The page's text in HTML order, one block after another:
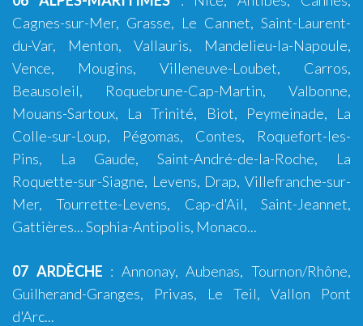
Cagnes-sur-Mer, Grasse, Le Cannet, Saint-Laurent-
du-Var, Menton, Vallauris, Mandelieu-la-Napoule,
Vence, Mougins, Villeneuve-Loubet, Carros,
Beausoleil, Roquebrune-Cap-Martin, Valbonne,
Mouans-Sartoux, La Trinité, Biot, Peymeinade, La
Colle-sur-Loup, Pégomas, Contes, Roquefort-les-
Pins, La Gaude, Saint-André-de-la-Roche, La
Roquette-sur-Siagne, Levens, Drap, Villefranche-sur-
Mer, Tourrette-Levens, Cap-d'Ail, Saint-Jeannet,
Gattières...Sophia-Antipolis, Monaco...
07 ARDÈCHE : Annonay,Aubenas, Tournon/Rhône,
Guilherand-Granges, Privas, Le Teil, Vallon Pont
d'Arc...